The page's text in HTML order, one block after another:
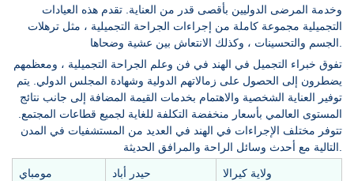
وخدمة المرضى الدوليين بأقصى قدر من العناية. تقدم هذه العيادات
التجميلية مجموعة كاملة من إجراءات الجراحة التجميلية ، مثل ترهلات
الجسم والتحسينات ، وكذلك الانتعاش بين عشية وضحاها.
تفوق خبراء التجميل في الهند في فن وعلم الجراحة التجميلية ، ومعظمهم
يضطرون إلى الحصول على زمالاتهم الدولية وشهادة المجلس الدولي. يتم
توفير العناية الشخصية والاهتمام بخدمات القيمة المضافة إلى جانب نتائج
المستوى العالمي بأسعار منخفضة التكلفة للغاية لجميع قطاعات المجتمع.
تتوفر مختلف الإجراءات في الهند في العديد من المستشفيات في المدن
التالية مع أحدث وسائل الراحة والمرافق الحديثة.
مومباي حيدر أباد ولاية كيرالا